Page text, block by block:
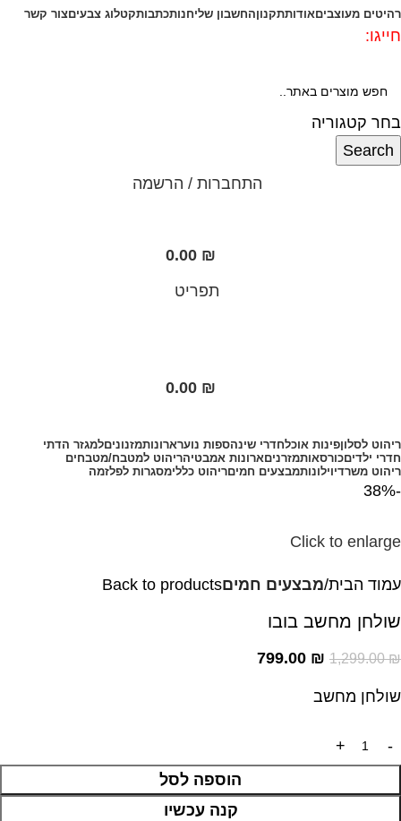
רהיטים מעוצביםאודותתקנוןהחשבון שליחנותכתבותקטלוג צבעיםצור קשר
חייגו:
בחר קטגוריה
Search
התחברות / הרשמה
0.00 ₪
תפריט
0.00 ₪
ריהוט לסלוןפינות אוכלחדרי שינהספות נוערארונותמזנוניםלמגזר הדתי
חדרי ילדיםכורסאותמזרניםארונות אמבטיהריהוט למטבח/מטבחים
ריהוט משרדיוילונותמבצעים חמיםריהוט כללימסגרות לפלזמה
-38%
Click to enlarge
עמוד הבית מבצעים חמיםBack to products
שולחן מחשב בובו
1,299.00₪
799.00 ₪
שולחן מחשב
הוספה לסל
קנה עכשיו